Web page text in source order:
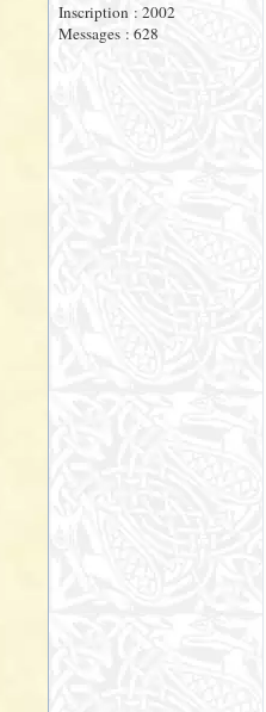
Inscription : 2002
Messages : 628